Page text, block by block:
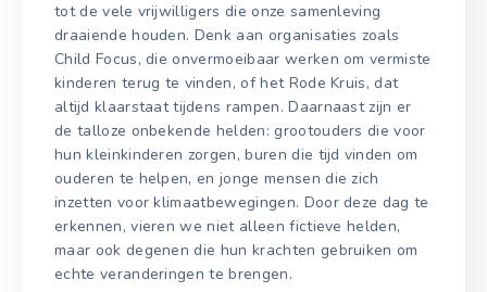
tot de vele vrijwilligers die onze samenleving
draaiende houden. Denk aan organisaties zoals
Child Focus, die onvermoeibaar werken om vermiste
kinderen terug te vinden, of het Rode Kruis, dat
altijd klaarstaat tijdens rampen. Daarnaast zijn er
de talloze onbekende helden: grootouders die voor
hun kleinkinderen zorgen, buren die tijd vinden om
ouderen te helpen, en jonge mensen die zich
inzetten voor klimaatbewegingen. Door deze dag te
erkennen, vieren we niet alleen fictieve helden,
maar ook degenen die hun krachten gebruiken om
echte veranderingen te brengen.